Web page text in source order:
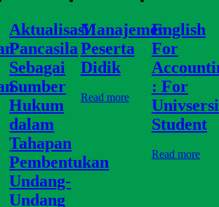
Aktualisasi
Pancasila
Sebagai
Sumber
Hukum
dalam
Tahapan
Pembentukan
Undang-
Undang
Manajemen
Peserta
Didik
Read more
English
For
: For
Student
Read more